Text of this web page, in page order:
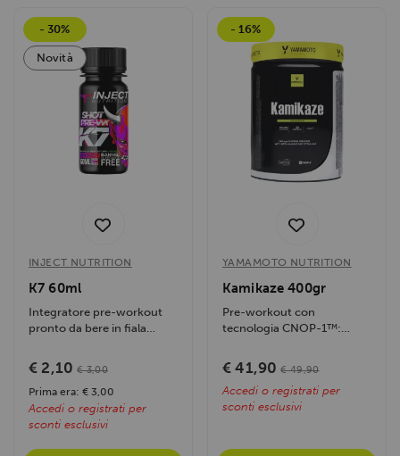
- 30%
Novità
INJECT NUTRITION
K7 60ml
Integratore pre-workout
pronto da bere in fiala
Massimizza...
€ 2,10 € 3,00
Prima era: € 3,00
Accedi o registrati per
sconti esclusivi
- 16%
YAMAMOTO NUTRITION
Kamikaze 400gr
Pre-workout con
tecnologia CNOP-1™:
potenzia...
€ 41,90 € 49,90
Accedi o registrati per
sconti esclusivi